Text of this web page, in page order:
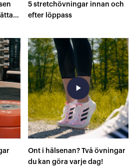
5 stretchövningar innan och
efter löppass
play_arrow
Ont i hälsenan? Två övningar
du kan göra varje dag!